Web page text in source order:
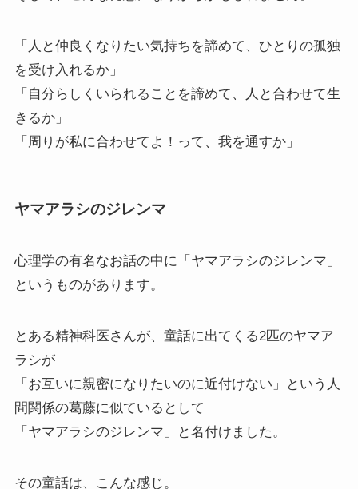
「人と仲良くなりたい気持ちを諦めて、ひとりの孤独
を受け入れるか」
「自分らしくいられることを諦めて、人と合わせて生
きるか」
「周りが私に合わせてよ！って、我を通すか」
ヤマアラシのジレンマ
心理学の有名なお話の中に「ヤマアラシのジレンマ」
というものがあります。
とある精神科医さんが、童話に出てくる2匹のヤマア
ラシが
「お互いに親密になりたいのに近付けない」という人
間関係の葛藤に似ているとして
「ヤマアラシのジレンマ」と名付けました。
その童話は、こんな感じ。